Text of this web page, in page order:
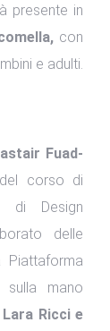
presente in
con
e adulti.
Fuad-
corso di
di Design
delle
Piattaforma
mano
Ricci e